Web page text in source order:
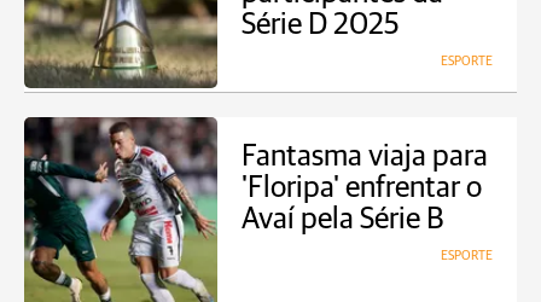
Série D 2025
ESPORTE
Fantasma viaja para
'Floripa' enfrentar o
Avaí pela Série B
ESPORTE